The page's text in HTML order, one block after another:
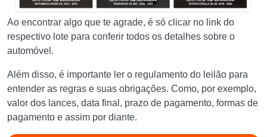
Ao encontrar algo que te agrade, é só clicar no link do
respectivo lote para conferir todos os detalhes sobre o
automóvel.
Além disso, é importante ler o regulamento do leilão para
entender as regras e suas obrigações. Como, por exemplo,
valor dos lances, data final, prazo de pagamento, formas de
pagamento e assim por diante.